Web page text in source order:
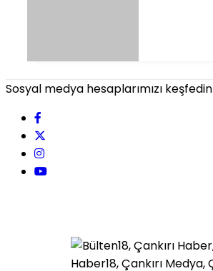
Sosyal medya hesaplarımızı keşfedin